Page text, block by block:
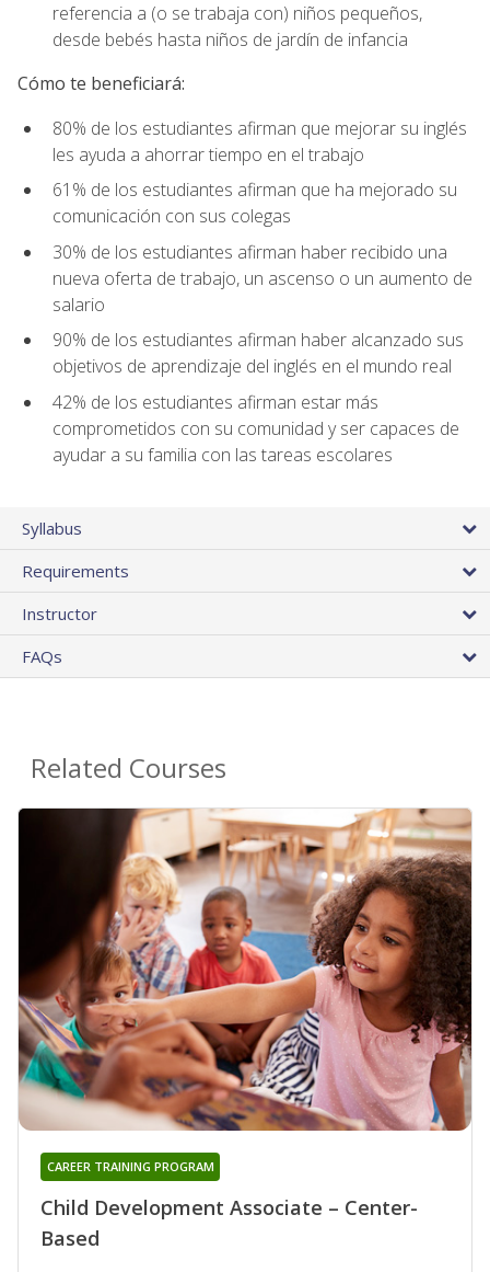
referencia a (o se trabaja con) niños pequeños,
desde bebés hasta niños de jardín de infancia
Cómo te beneficiará:
80% de los estudiantes afirman que mejorar su inglés
les ayuda a ahorrar tiempo en el trabajo
61% de los estudiantes afirman que ha mejorado su
comunicación con sus colegas
30% de los estudiantes afirman haber recibido una
nueva oferta de trabajo, un ascenso o un aumento de
salario
90% de los estudiantes afirman haber alcanzado sus
objetivos de aprendizaje del inglés en el mundo real
42% de los estudiantes afirman estar más
comprometidos con su comunidad y ser capaces de
ayudar a su familia con las tareas escolares
Syllabus
Requirements
Instructor
FAQs
Related Courses
Child Development Associate – Center-
Based
CAREER TRAINING PROGRAM